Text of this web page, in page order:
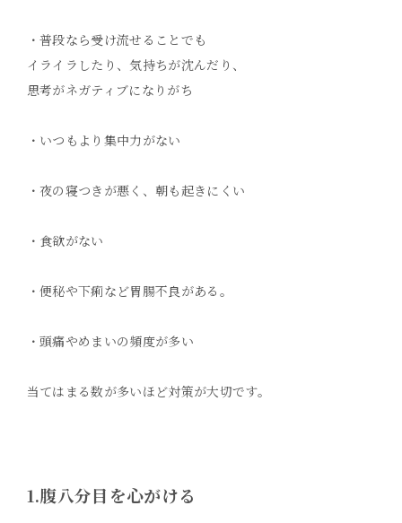
・普段なら受け流せることでも
イライラしたり、気持ちが沈んだり、
思考がネガティブになりがち
・いつもより集中力がない
・夜の寝つきが悪く、朝も起きにくい
・食欲がない
・便秘や下痢など胃腸不良がある。
・頭痛やめまいの頻度が多い
当てはまる数が多いほど対策が大切です。
1.腹八分目を心がける